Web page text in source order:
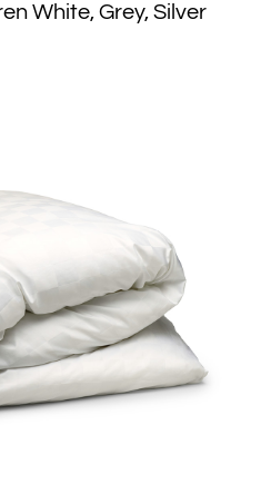
White, Grey, Silver